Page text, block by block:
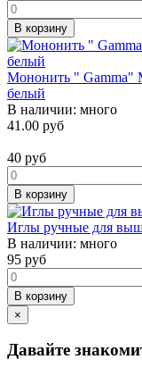
В корзину
Мононить " Gamma"
белый
В наличии: много
41.00 руб
40 руб
В корзину
Иглы ручные для
В наличии: много
95 руб
В корзину
×
Давайте